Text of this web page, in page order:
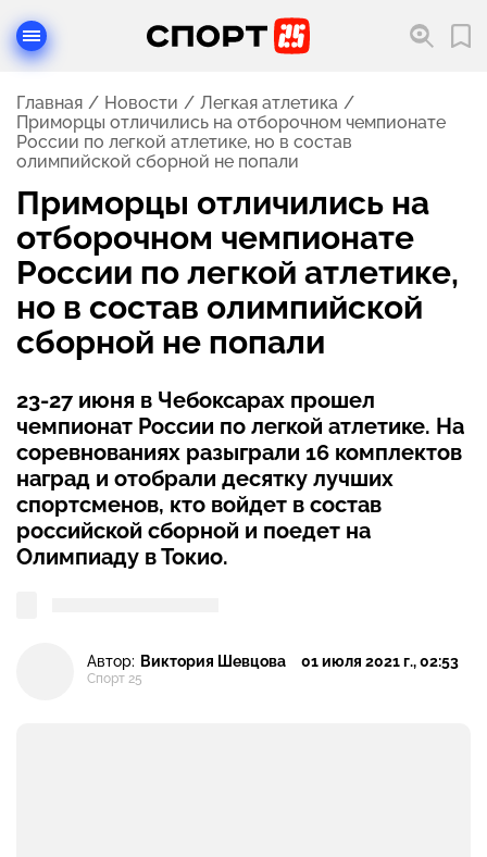
Главная Новости
Легкая атлетика
Приморцы отличились на отборочном чемпионате
России по легкой атлетике, но в состав
олимпийской сборной не попали
Приморцы отличились на
отборочном чемпионате
России по легкой атлетике,
но в состав олимпийской
сборной не попали
23-27 июня в Чебоксарах прошел
чемпионат России по легкой атлетике. На
соревнованиях разыграли 16 комплектов
наград и отобрали десятку лучших
спортсменов, кто войдет в состав
российской сборной и поедет на
Олимпиаду в Токио.
Автор: Виктория Шевцова
Спорт 25
01 июля 2021 г., 02:53